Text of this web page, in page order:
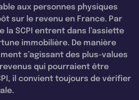
aux personnes physiques
sur le revenu en France. Par
la SCPI entrent dans l’assiette
immobilière. De manière
s’agissant des plus-values
qui pourraient être
il convient toujours de vérifier